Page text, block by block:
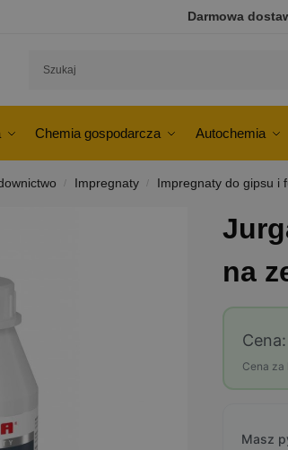
Darmowa
Chemia gospodarcza Autochemia
/ Impregnaty / Impregnaty do gipsu i
na
Cena:
Cena za
Masz